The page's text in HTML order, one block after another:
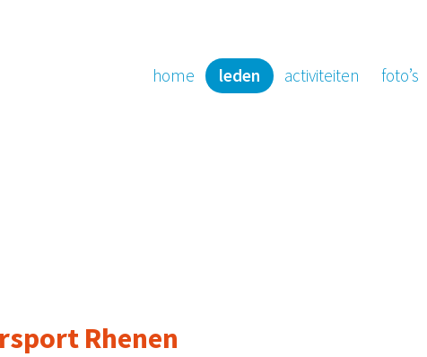
home leden activiteiten foto’s
Rhenen